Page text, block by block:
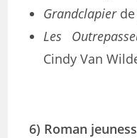
Grandclapierde
Les
Cindy Van
6) Roman